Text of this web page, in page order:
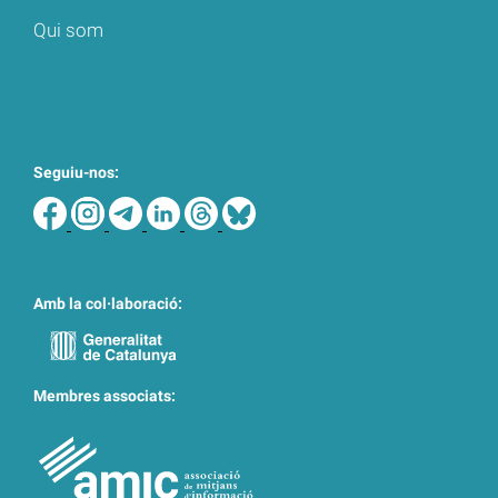
Qui som
Seguiu-nos:
Amb la col·laboració:
Membres associats: